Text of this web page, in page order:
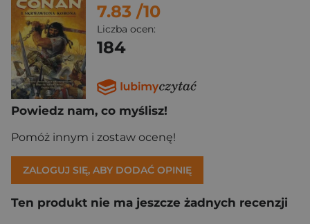
7.83 /10
Liczba ocen:
184
Powiedz nam, co myślisz!
Pomóż innym i zostaw ocenę!
ZALOGUJ SIĘ, ABY DODAĆ OPINIĘ
Ten produkt nie ma jeszcze żadnych recenzji